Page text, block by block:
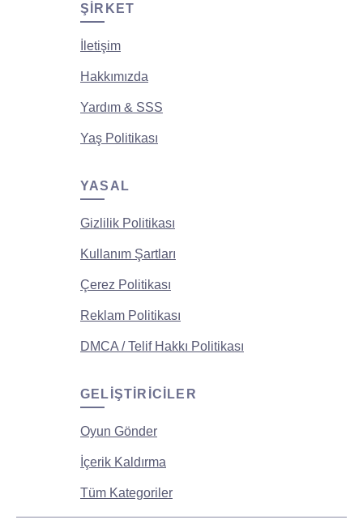
ŞIRKET
İletişim
Hakkımızda
Yardım & SSS
Yaş Politikası
YASAL
Gizlilik Politikası
Kullanım Şartları
Çerez Politikası
Reklam Politikası
DMCA / Telif Hakkı Politikası
GELIŞTIRICILER
Oyun Gönder
İçerik Kaldırma
Tüm Kategoriler